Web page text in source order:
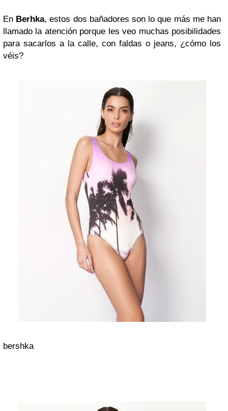
En Berhka, estos dos bañadores son lo que más me han
llamado la atención porque les veo muchas posibilidades
para sacarlos a la calle, con faldas o jeans, ¿cómo los
véis?
bershka